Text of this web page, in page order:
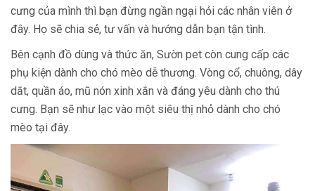
cưng của mình thì bạn đừng ngần ngại hỏi các nhân viên ở
đây. Họ sẽ chia sẻ, tư vấn và hướng dẫn bạn tận tình.
Bên cạnh đồ dùng và thức ăn, Sườn pet còn cung cấp các
phụ kiện dành cho chó mèo dễ thương. Vòng cổ, chuông, dây
dắt, quần áo, mũ nón xinh xắn và đáng yêu dành cho thú
cưng. Bạn sẽ như lạc vào một siêu thị nhỏ dành cho chó
mèo tại đây.